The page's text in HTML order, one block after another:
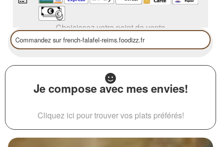
Choisissez votre point de vente
Je compose avec mes envies!
Cliquez ici pour trouver vos plats préférés!